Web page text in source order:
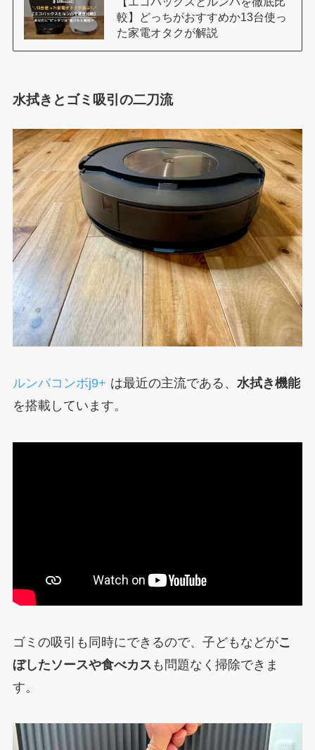
較】どっちがおすすめか13台使っ
た家電オタクが解説
水拭きとゴミ吸引の二刀流
ルンバコンボj9+ は最近の主流である、 水拭き機能
を搭載しています。
ゴミの吸引も同時にできるので、子どもなどがこ
ぼしたソースや食べカス も問題なく掃除できま
す。